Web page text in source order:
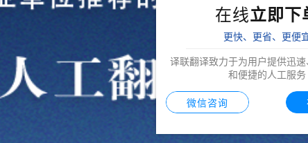
在线立即下
更快、更省、更便
译联翻译致力于为用户提供迅
和便捷的人工服务
微信咨询